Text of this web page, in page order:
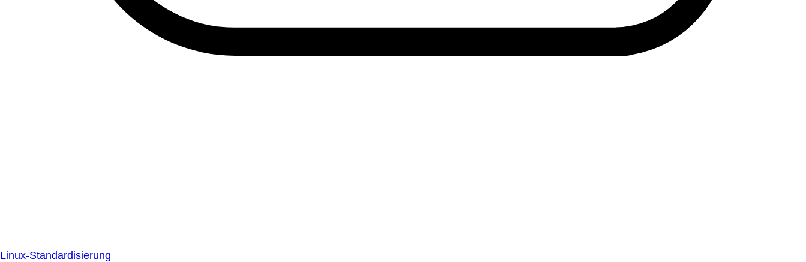
Linux-Standardisierung